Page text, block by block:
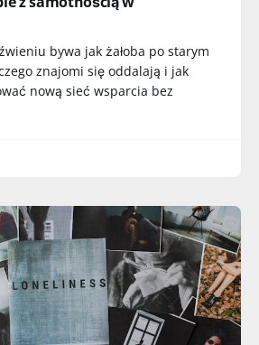
bywa jak żałoba po starym
znajomi się oddalają i jak
nową sieć wsparcia bez